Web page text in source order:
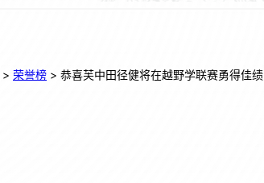
> 荣誉榜 > 恭喜芙中田径健将在越野学联赛勇得佳绩